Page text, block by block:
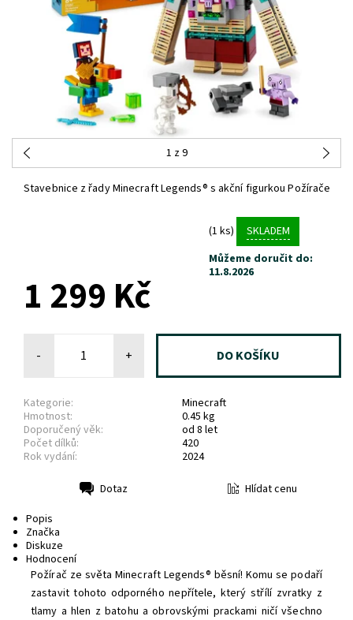
1 z 9
Stavebnice z řady Minecraft Legends® s akční figurkou Požírače
(1 ks)
SKLADEM
Můžeme doručit do:
11.8.2026
1 299 Kč
- +
Kategorie:
Minecraft
Hmotnost:
0.45 kg
Doporučený věk:
od 8 let
Počet dílků:
420
Rok vydání:
2024
Dotaz
Hlídat cenu
Popis
Značka
Diskuze
Hodnocení
Požírač ze světa Minecraft Legends® běsní! Komu se podaří
zastavit tohoto odporného nepřítele, který střílí zvratky z
tlamy a hlen z batohu a obrovskými prackami ničí všechno